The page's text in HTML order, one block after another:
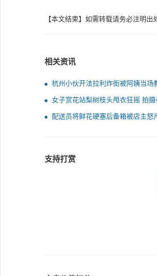
【本文结束】如需转载请务必注明出
相关资讯
杭州小伙开法拉利炸街被阿姨当场
女子赏花站梨树枝头甩衣狂摇 拍
配送员将鲜花硬塞后备箱被店主怒
支持打赏